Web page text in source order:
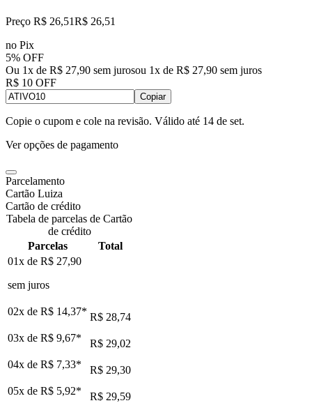
Preço R$ 26,51R$ 26,51
no Pix
5% OFF
Ou 1x de R$ 27,90 sem jurosou 1x de R$ 27,90 sem juros
R$ 10 OFF
Copiar
Copie o cupom e cole na revisão. Válido até 14 de set.
Ver opções de pagamento
Parcelamento
Cartão Luiza
Cartão de crédito
Tabela de parcelas de Cartão
de crédito
Parcelas
Total
01x de R$ 27,90
sem juros
02x de R$ 14,37* R$ 28,74
03x de R$ 9,67*
R$ 29,02
04x de R$ 7,33*
R$ 29,30
05x de R$ 5,92*
R$ 29,59